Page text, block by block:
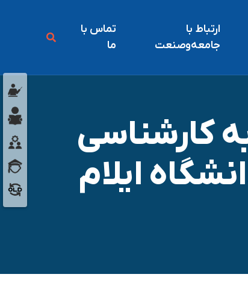
ارتباط با
جامعه‌و‌صنعت
تماس با
ما
کارشناسی